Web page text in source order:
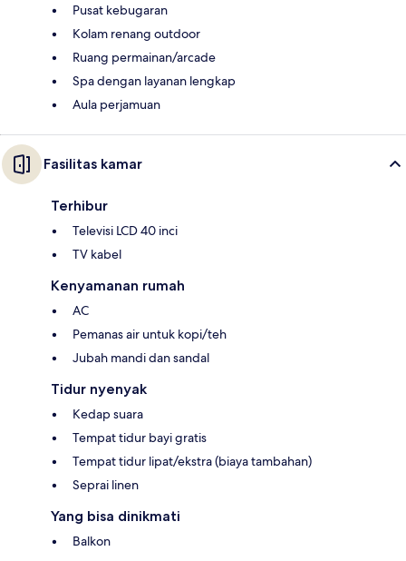
Pusat kebugaran
Kolam renang outdoor
Ruang permainan/arcade
Spa dengan layanan lengkap
Aula perjamuan
Fasilitas kamar
Terhibur
Televisi LCD 40 inci
TV kabel
Kenyamanan rumah
AC
Pemanas air untuk kopi/teh
Jubah mandi dan sandal
Tidur nyenyak
Kedap suara
Tempat tidur bayi gratis
Tempat tidur lipat/ekstra (biaya tambahan)
Seprai linen
Yang bisa dinikmati
Balkon